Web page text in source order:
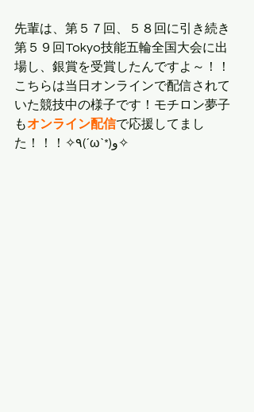
先輩は、第５７回、５８回に引き続き
第５９回Tokyo技能五輪全国大会に出
場し、銀賞を受賞したんですよ～！！
こちらは当日オンラインで配信されて
いた競技中の様子です！モチロン夢子
もオンライン配信で応援してまし
た！！！✧٩(ˊωˋ*)و✧